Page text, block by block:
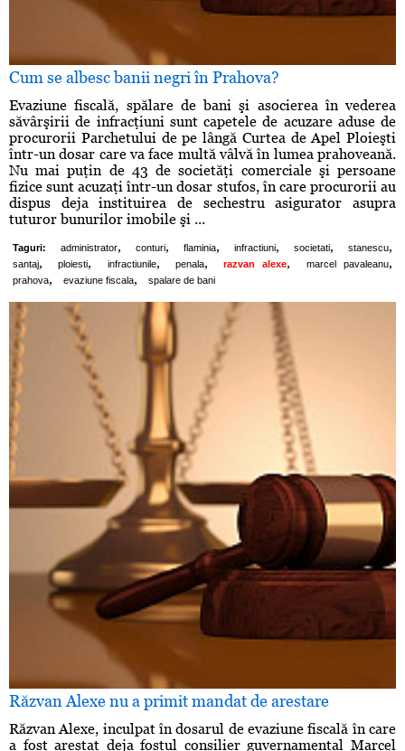
Cum se albesc banii negri în Prahova?
Evaziune fiscală, spălare de bani şi asocierea în vederea
săvârşirii de infracţiuni sunt capetele de acuzare aduse de
procurorii Parchetului de pe lângă Curtea de Apel Ploieşti
într-un dosar care va face multă vâlvă în lumea prahoveană.
Nu mai puţin de 43 de societăţi comerciale şi persoane
fizice sunt acuzaţi într-un dosar stufos, în care procurorii au
dispus deja instituirea de sechestru asigurator asupra
tuturor bunurilor imobile şi ...
Taguri: administrator, conturi, flaminia, infractiuni, societati, stanescu,
santaj, ploiesti, infractiunile, penala, razvan alexe, marcel pavaleanu,
prahova, evaziune fiscala, spalare de bani
Răzvan Alexe nu a primit mandat de arestare
Răzvan Alexe, inculpat în dosarul de evaziune fiscală în care
a fost arestat deja fostul consilier guvernamental Marcel